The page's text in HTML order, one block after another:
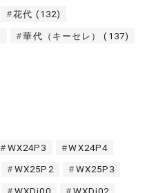
花代 (132)
華代（キーセレ） (137)
WX24P3 WX24P4
WX25P2 WX25P3